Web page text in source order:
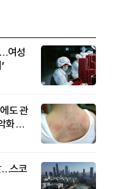
여성
도 관
화 요
…스코